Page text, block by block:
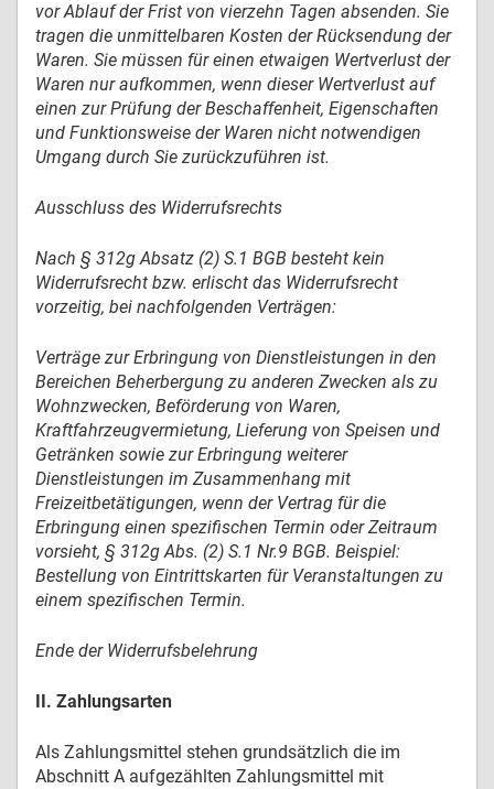
vor Ablauf der Frist von vierzehn Tagen absenden. Sie
tragen die unmittelbaren Kosten der Rücksendung der
Waren. Sie müssen für einen etwaigen Wertverlust der
Waren nur aufkommen, wenn dieser Wertverlust auf
einen zur Prüfung der Beschaffenheit, Eigenschaften
und Funktionsweise der Waren nicht notwendigen
Umgang durch Sie zurückzuführen ist.
Ausschluss des Widerrufsrechts
Nach § 312g Absatz (2) S.1 BGB besteht kein
Widerrufsrecht bzw. erlischt das Widerrufsrecht
vorzeitig, bei nachfolgenden Verträgen:
Verträge zur Erbringung von Dienstleistungen in den
Bereichen Beherbergung zu anderen Zwecken als zu
Wohnzwecken, Beförderung von Waren,
Kraftfahrzeugvermietung, Lieferung von Speisen und
Getränken sowie zur Erbringung weiterer
Dienstleistungen im Zusammenhang mit
Freizeitbetätigungen, wenn der Vertrag für die
Erbringung einen spezifischen Termin oder Zeitraum
vorsieht, § 312g Abs. (2) S.1 Nr.9 BGB. Beispiel:
Bestellung von Eintrittskarten für Veranstaltungen zu
einem spezifischen Termin.
Ende der Widerrufsbelehrung
II. Zahlungsarten
Als Zahlungsmittel stehen grundsätzlich die im
Abschnitt A aufgezählten Zahlungsmittel mit